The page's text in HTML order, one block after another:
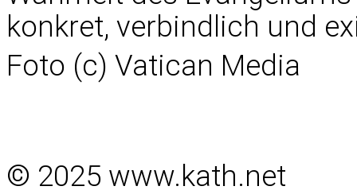
konkret, verbindlich und
Foto (c) Vatican Media
© 2025 www.kath.net